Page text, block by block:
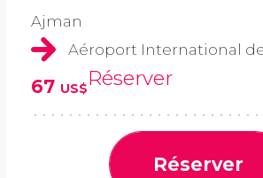
Ajman
Aéroport International
67 US$Réserver
Réserver